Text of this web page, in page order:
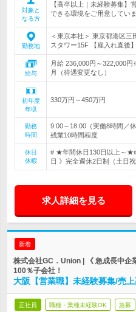
対象と
なる方
【高卒以上｜未経験募集】
できる環境をご用意していま
勤務地
＜東京本社＞ 東京都港区
スタワー15F 【雇入れ直後
給与
月給 236,000円～322,000
月（待遇変更なし）
初年度
年収
330万円～450万円
勤務
時間
9:00～18:00（実働8時間／
残業10時間程度
休日
休暇
# ★年間休日130日以上～
日 》完全週休2日制（土日
求人詳細を見る
新着
株式会社GC．Union | 《 急成長中
100％子会社！
大阪【営業職】未経験募集/売
正社員 職種・業種未経験OK 急募